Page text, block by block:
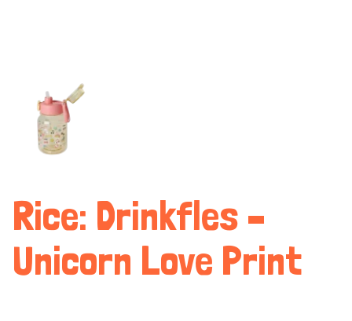
Rice: Drinkfles –
Unicorn Love Print